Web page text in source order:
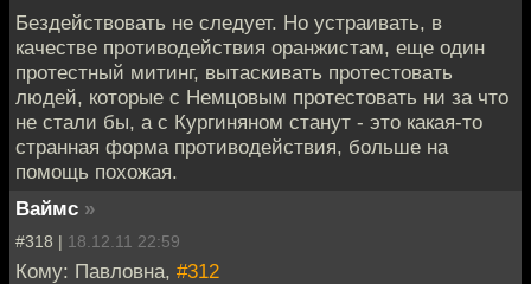
Бездействовать не следует. Но устраивать, в
качестве противодействия оранжистам, еще один
протестный митинг, вытаскивать протестовать
людей, которые с Немцовым протестовать ни за что
не стали бы, а с Кургиняном станут - это какая-то
странная форма противодействия, больше на
помощь похожая.
Ваймс »
#318 | 18.12.11 22:59
Кому: Павловна, #312